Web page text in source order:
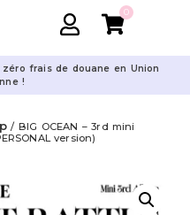
0
frais de douane en Union
!
/ BIG OCEAN – 3rd mini
version)